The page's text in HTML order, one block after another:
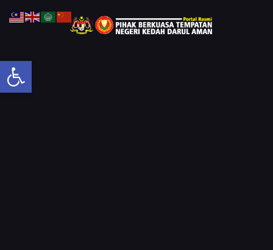
Open toolbar